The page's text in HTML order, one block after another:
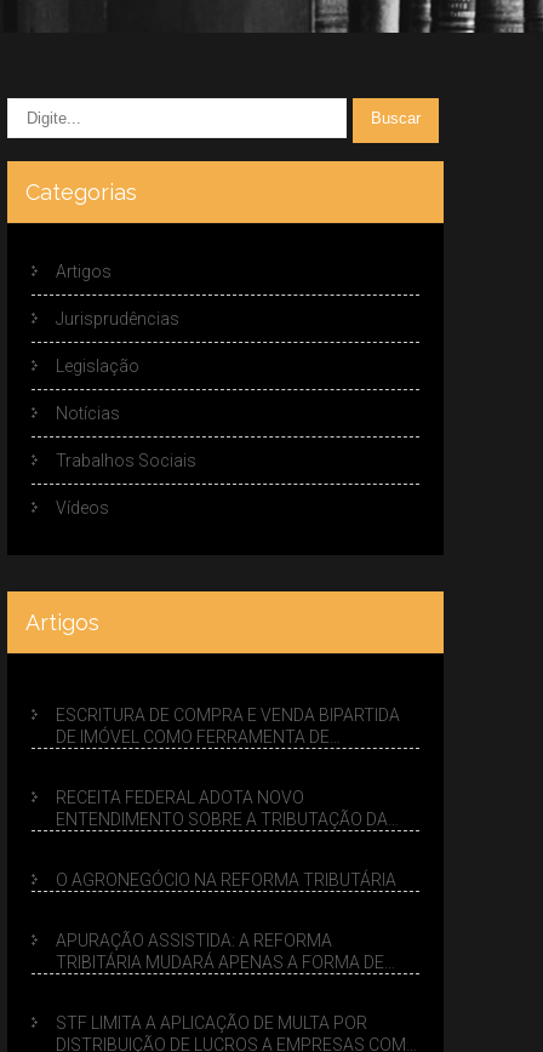
Categorias
Artigos
Jurisprudências
Legislação
Notícias
Trabalhos Sociais
Vídeos
Artigos
ESCRITURA DE COMPRA E VENDA BIPARTIDA
DE IMÓVEL COMO FERRAMENTA DE
RECEITA FEDERAL ADOTA NOVO
ENTENDIMENTO SOBRE A TRIBUTAÇÃO DA
O AGRONEGÓCIO NA REFORMA TRIBUTÁRIA
APURAÇÃO ASSISTIDA: A REFORMA
TRIBITÁRIA MUDARÁ APENAS A FORMA DE
STF LIMITA A APLICAÇÃO DE MULTA POR
DISTRIBUIÇÃO DE LUCROS A EMPRESAS COM